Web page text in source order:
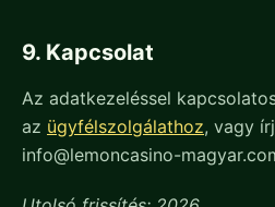
9. Kapcsolat
Az adatkezeléssel
az ügyfélszolgálathoz, vagy
info@lemoncasino-